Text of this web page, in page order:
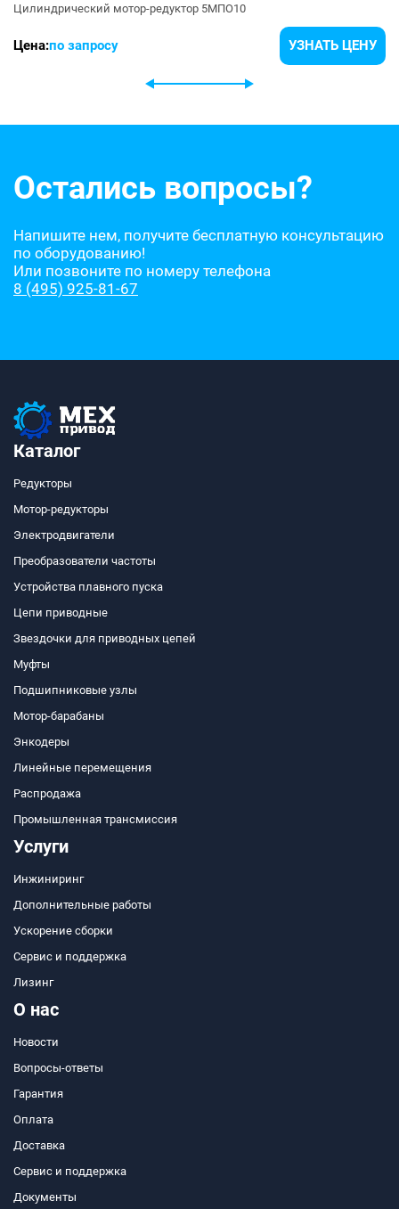
Цилиндрический мотор-редуктор 5МПО10
Цена:по запросу УЗНАТЬ ЦЕНУ
Остались вопросы?
Напишите нем, получите бесплатную консультацию
по оборудованию!
Или позвоните по номеру телефона
8 (495) 925-81-67
Каталог
Редукторы
Мотор-редукторы
Электродвигатели
Преобразователи частоты
Устройства плавного пуска
Цепи приводные
Звездочки для приводных цепей
Муфты
Подшипниковые узлы
Мотор-барабаны
Энкодеры
Линейные перемещения
Распродажа
Промышленная трансмиссия
Услуги
Инжиниринг
Дополнительные работы
Ускорение сборки
Сервис и поддержка
Лизинг
О нас
Новости
Вопросы-ответы
Гарантия
Оплата
Доставка
Сервис и поддержка
Документы